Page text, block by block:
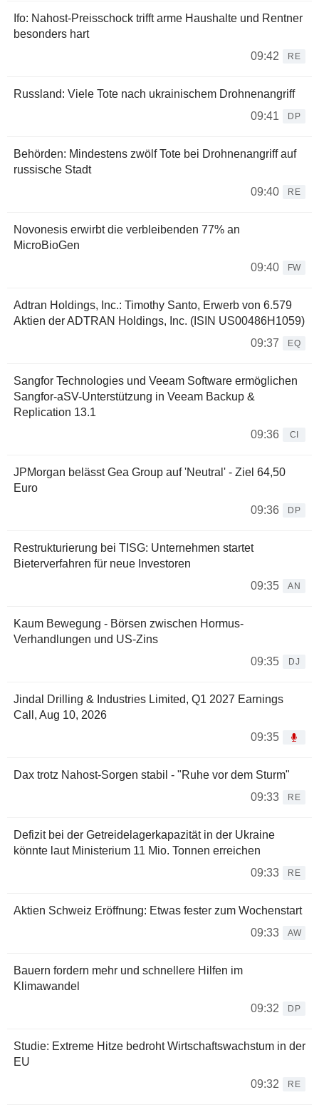
Ifo: Nahost-Preisschock trifft arme Haushalte und Rentner
besonders hart
09:42
RE
Russland: Viele Tote nach ukrainischem Drohnenangriff
09:41
DP
Behörden: Mindestens zwölf Tote bei Drohnenangriff auf
russische Stadt
09:40
RE
Novonesis erwirbt die verbleibenden 77% an
MicroBioGen
09:40
FW
Adtran Holdings, Inc.: Timothy Santo, Erwerb von 6.579
Aktien der ADTRAN Holdings, Inc. (ISIN US00486H1059)
09:37
EQ
Sangfor Technologies und Veeam Software ermöglichen
Sangfor-aSV-Unterstützung in Veeam Backup &
Replication 13.1
09:36
CI
JPMorgan belässt Gea Group auf 'Neutral' - Ziel 64,50
Euro
09:36
DP
Restrukturierung bei TISG: Unternehmen startet
Bieterverfahren für neue Investoren
09:35
AN
Kaum Bewegung - Börsen zwischen Hormus-
Verhandlungen und US-Zins
09:35
DJ
Jindal Drilling & Industries Limited, Q1 2027 Earnings
Call, Aug 10, 2026
09:35
Dax trotz Nahost-Sorgen stabil - "Ruhe vor dem Sturm"
09:33
RE
Defizit bei der Getreidelagerkapazität in der Ukraine
könnte laut Ministerium 11 Mio. Tonnen erreichen
09:33
RE
Aktien Schweiz Eröffnung: Etwas fester zum Wochenstart
09:33
AW
Bauern fordern mehr und schnellere Hilfen im
Klimawandel
09:32
DP
Studie: Extreme Hitze bedroht Wirtschaftswachstum in der
EU
09:32
RE